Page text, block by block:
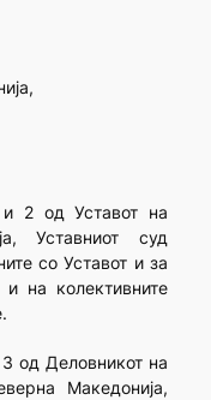
година
2 од Уставот на
Уставниот суд
со Уставот и за
и на колективните
3 од Деловникот на
Македонија,